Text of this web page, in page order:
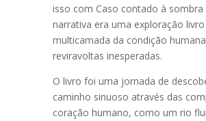
isso com Caso contado à
narrativa era uma exploração
multicamada da condição
reviravoltas inesperadas.
O livro foi uma jornada de
caminho sinuoso através das
coração humano, como um rio